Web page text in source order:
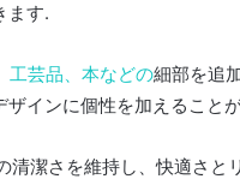
ます.
工芸品、本などの細部を追
インに個性を加えることが
清潔さを維持し、快適さと